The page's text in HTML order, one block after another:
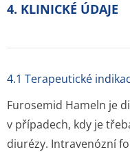
4. KLINICKÉ ÚDAJE
4.1 Terapeutické
Furosemid Hameln je
v případech, kdy je
diurézy. Intravenózní